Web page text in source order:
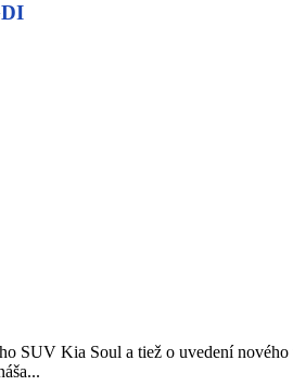
SUV Kia Soul a tiež o uvedení